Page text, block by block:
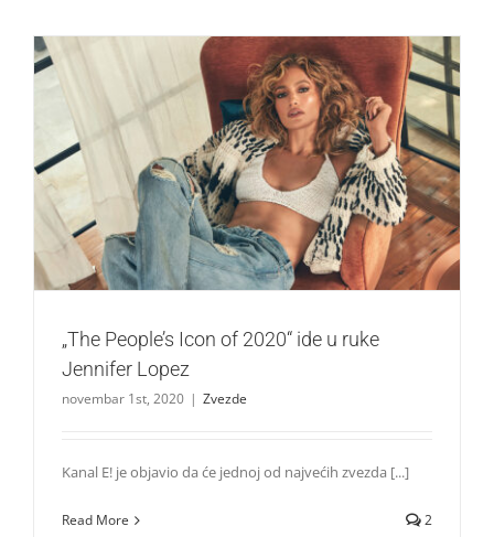
„The People’s Icon of 2020“ ide u ruke Jennifer Lopez
Zvezde
„The People’s Icon of 2020“ ide u ruke
Jennifer Lopez
novembar 1st, 2020 | Zvezde
Kanal E! je objavio da će jednoj od najvećih zvezda [...]
Read More 2